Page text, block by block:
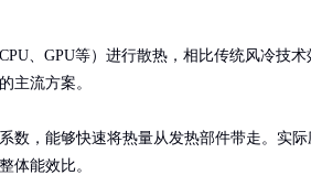
、GPU等）进行散热，相比传统风冷技
主流方案。
数，能够快速将热量从发热部件带走。实
体能效比。